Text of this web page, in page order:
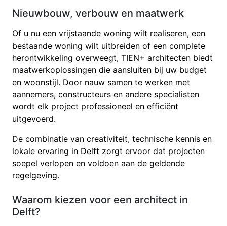
Nieuwbouw, verbouw en maatwerk
Of u nu een vrijstaande woning wilt realiseren, een
bestaande woning wilt uitbreiden of een complete
herontwikkeling overweegt, TIEN+ architecten biedt
maatwerkoplossingen die aansluiten bij uw budget
en woonstijl. Door nauw samen te werken met
aannemers, constructeurs en andere specialisten
wordt elk project professioneel en efficiënt
uitgevoerd.
De combinatie van creativiteit, technische kennis en
lokale ervaring in Delft zorgt ervoor dat projecten
soepel verlopen en voldoen aan de geldende
regelgeving.
Waarom kiezen voor een architect in
Delft?